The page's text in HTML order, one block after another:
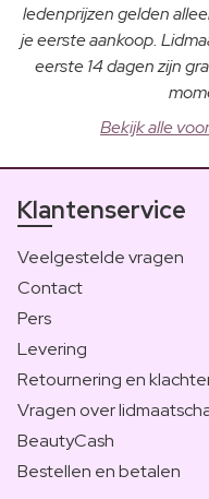
ledenprijzen gelden
je eerste aankoop.
eerste 14 dagen zijn
Bekijk alle
Klantenservice
Veelgestelde vragen
Contact
Pers
Levering
Retournering en
Vragen over
BeautyCash
Bestellen en betalen